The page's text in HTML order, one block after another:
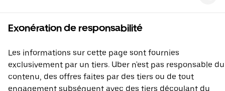
Exonération de responsabilité
Les informations sur cette page sont fournies
exclusivement par un tiers. Uber n'est pas responsable du
contenu, des offres faites par des tiers ou de tout
engagement subséquent avec des tiers découlant du